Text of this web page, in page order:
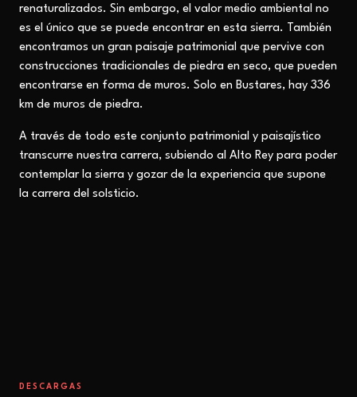
renaturalizados. Sin embargo, el valor medio ambiental no
es el único que se puede encontrar en esta sierra. También
encontramos un gran paisaje patrimonial que pervive con
construcciones tradicionales de piedra en seco, que pueden
encontrarse en forma de muros. Solo en Bustares, hay 336
km de muros de piedra.
A través de todo este conjunto patrimonial y paisajístico
transcurre nuestra carrera, subiendo al Alto Rey para poder
contemplar la sierra y gozar de la experiencia que supone
la carrera del solsticio.
DESCARGAS